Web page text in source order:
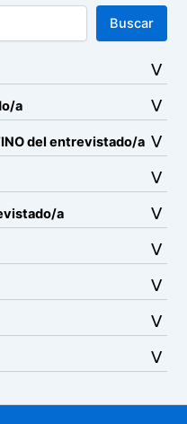
Buscar
a
del entrevistado/a
a